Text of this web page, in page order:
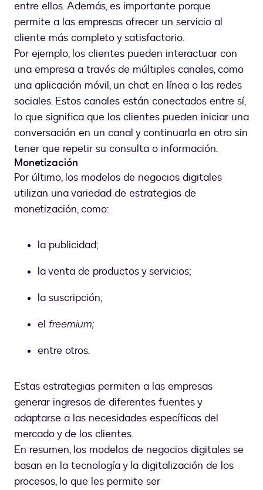
entre ellos. Además, es importante porque
permite a las empresas ofrecer un servicio al
cliente más completo y satisfactorio.
Por ejemplo, los clientes pueden interactuar con
una empresa a través de múltiples canales, como
una aplicación móvil, un chat en línea o las redes
sociales. Estos canales están conectados entre sí,
lo que significa que los clientes pueden iniciar una
conversación en un canal y continuarla en otro sin
tener que repetir su consulta o información.
Monetización
Por último, los modelos de negocios digitales
utilizan una variedad de estrategias de
monetización, como:
la publicidad;
la venta de productos y servicios;
la suscripción;
el freemium;
entre otros.
Estas estrategias permiten a las empresas
generar ingresos de diferentes fuentes y
adaptarse a las necesidades específicas del
mercado y de los clientes.
En resumen, los modelos de negocios digitales se
basan en la tecnología y la digitalización de los
procesos, lo que les permite ser